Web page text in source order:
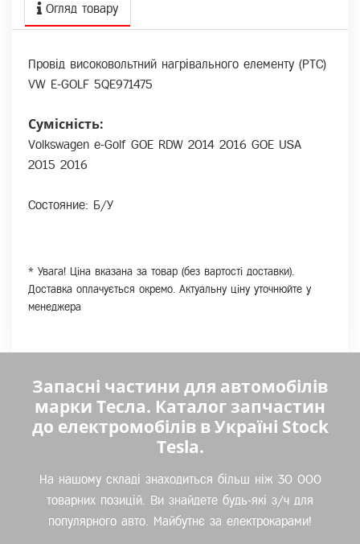
Огляд товару
Провід високовольтний нагрівального елементу (РТС)
VW E-GOLF 5QE971475
Сумісність:
Volkswagen e-Golf GOE RDW 2014 2016 GOE USA
2015 2016
Состояние: Б/У
* Увага! Ціна вказана за товар (без вартості доставки).
Доставка оплачується окремо. Актуальну ціну уточнюйте у
менеджера
Запасні частини для автомобілів
марки Тесла. Каталог запчастин
до електромобілів в Україні Stock
Tesla.
На нашому складі знаходиться більш ніж 30 000
товарних позицій. Ви знайдете будь-які з/ч для
популярного авто. Майбутнє за електрокарами!